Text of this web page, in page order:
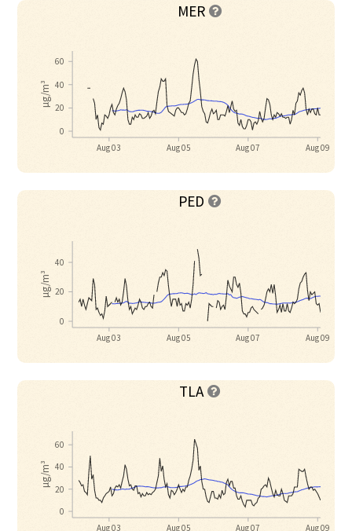
MER 
Aug 03 Aug 05 Aug 07 Aug 09
µg/m³
0
20
40
60
PED 
Aug 03 Aug 05 Aug 07 Aug 09
µg/m³
0
20
40
TLA 
Aug 03 Aug 05 Aug 07 Aug 09
µg/m³
0
20
40
60